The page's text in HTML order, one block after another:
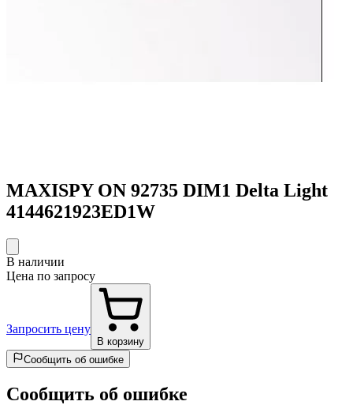
MAXISPY ON 92735 DIM1 Delta Light
4144621923ED1W
В наличии
Цена по запросу
Запросить цену
В корзину
Сообщить об ошибке
Сообщить об ошибке